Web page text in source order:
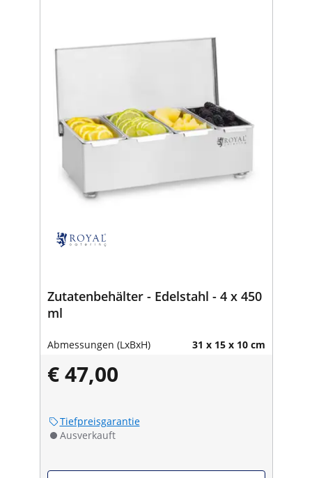
Zutatenbehälter - Edelstahl - 4 x 450
ml
Abmessungen (LxBxH) 31 x 15 x 10 cm
€ 47,00
Tiefpreisgarantie
Ausverkauft